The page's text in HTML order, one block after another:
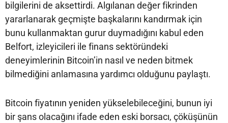
bilgilerini de aksettirdi. Algılanan değer fikrinden
yararlanarak geçmişte başkalarını kandırmak için
bunu kullanmaktan gurur duymadığını kabul eden
Belfort, izleyicileri ile finans sektöründeki
deneyimlerinin Bitcoin’in nasıl ve neden bitmek
bilmediğini anlamasına yardımcı olduğunu paylaştı.
Bitcoin fiyatının yeniden yükselebileceğini, bunun iyi
bir şans olacağını ifade eden eski borsacı, çöküşünün